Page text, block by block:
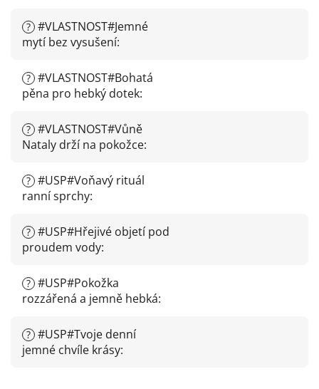
? #VLASTNOST#Jemné
mytí bez vysušení:
? #VLASTNOST#Bohatá
pěna pro hebký dotek:
? #VLASTNOST#Vůně
Nataly drží na pokožce:
? #USP#Voňavý rituál
ranní sprchy:
? #USP#Hřejivé objetí pod
proudem vody:
? #USP#Pokožka
rozzářená a jemně hebká:
? #USP#Tvoje denní
jemné chvíle krásy: